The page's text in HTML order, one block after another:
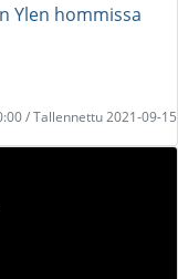
Ylen hommissa
/ Tallennettu 2021-09-15